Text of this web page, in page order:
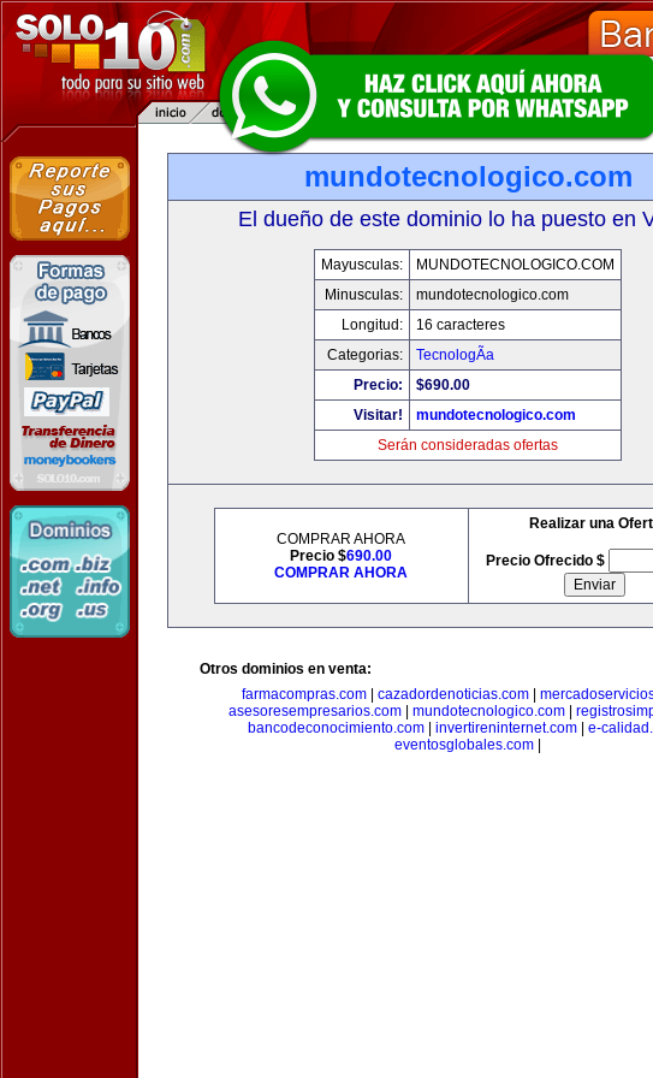
mundotecnologico.com
El dueño de este dominio lo ha puesto en
Mayusculas:
MUNDOTECNOLOGICO.COM
Minusculas:
mundotecnologico.com
Longitud:
16 caracteres
Categorias:
TecnologÃ­a
Precio:
$690.00
Visitar!
mundotecnologico.com
Serán consideradas ofertas
COMPRAR AHORA
Precio $690.00
COMPRAR AHORA
Realizar una
Precio Ofrecido $
Otros dominios en venta:
farmacompras.com
cazadordenoticias.com
asesoresempresarios.com
mundotecnologico.com
bancodeconocimiento.com
invertireninternet.com e-
eventosglobales.com